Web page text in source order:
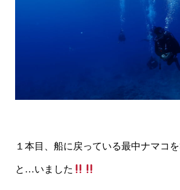
１本目、船に戻っている最中ナマコ
と…いました